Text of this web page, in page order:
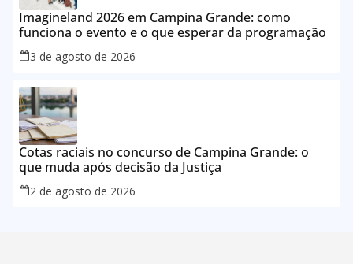
Imagineland 2026 em Campina Grande: como
funciona o evento e o que esperar da programação
3 de agosto de 2026
Cotas raciais no concurso de Campina Grande: o
que muda após decisão da Justiça
2 de agosto de 2026